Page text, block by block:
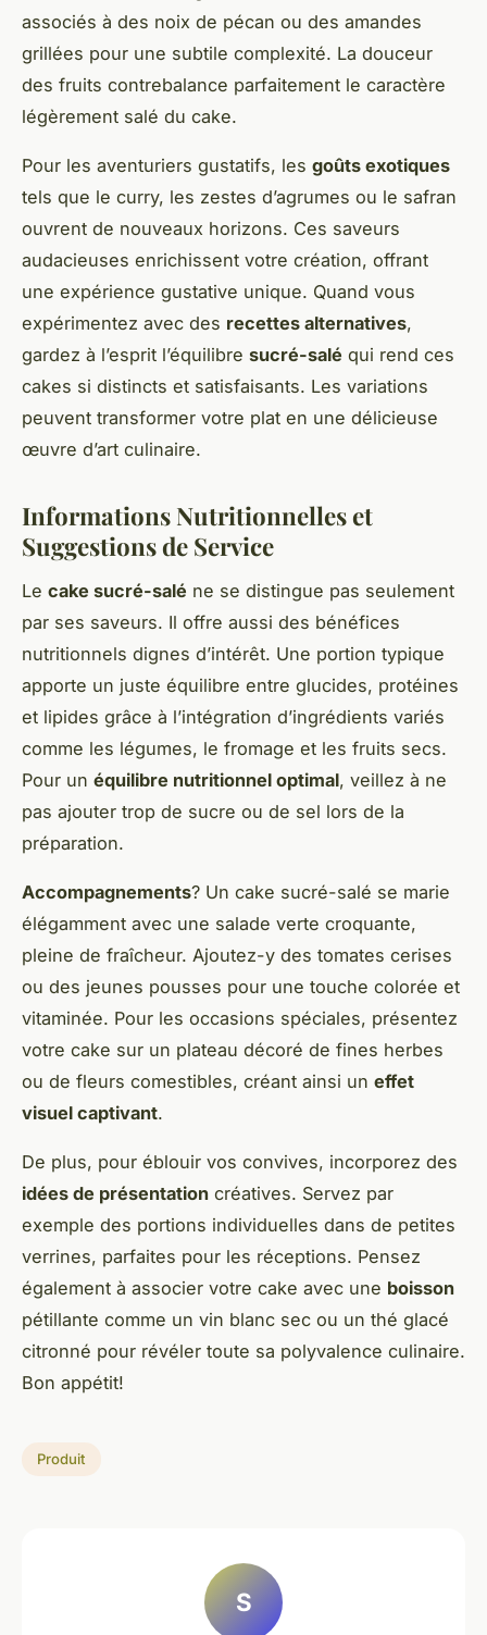
associés à des noix de pécan ou des amandes
grillées pour une subtile complexité. La douceur
des fruits contrebalance parfaitement le caractère
légèrement salé du cake.
Pour les aventuriers gustatifs, les goûts exotiques
tels que le curry, les zestes d’agrumes ou le safran
ouvrent de nouveaux horizons. Ces saveurs
audacieuses enrichissent votre création, offrant
une expérience gustative unique. Quand vous
expérimentez avec des recettes alternatives,
gardez à l’esprit l’équilibre sucré-salé qui rend ces
cakes si distincts et satisfaisants. Les variations
peuvent transformer votre plat en une délicieuse
œuvre d’art culinaire.
Informations Nutritionnelles et
Suggestions de Service
Le cake sucré-salé ne se distingue pas seulement
par ses saveurs. Il offre aussi des bénéfices
nutritionnels dignes d’intérêt. Une portion typique
apporte un juste équilibre entre glucides, protéines
et lipides grâce à l’intégration d’ingrédients variés
comme les légumes, le fromage et les fruits secs.
Pour un équilibre nutritionnel optimal, veillez à ne
pas ajouter trop de sucre ou de sel lors de la
préparation.
Accompagnements? Un cake sucré-salé se marie
élégamment avec une salade verte croquante,
pleine de fraîcheur. Ajoutez-y des tomates cerises
ou des jeunes pousses pour une touche colorée et
vitaminée. Pour les occasions spéciales, présentez
votre cake sur un plateau décoré de fines herbes
ou de fleurs comestibles, créant ainsi un effet
visuel captivant.
De plus, pour éblouir vos convives, incorporez des
idées de présentation créatives. Servez par
exemple des portions individuelles dans de petites
verrines, parfaites pour les réceptions. Pensez
également à associer votre cake avec une boisson
pétillante comme un vin blanc sec ou un thé glacé
citronné pour révéler toute sa polyvalence culinaire.
Bon appétit!
Produit
S